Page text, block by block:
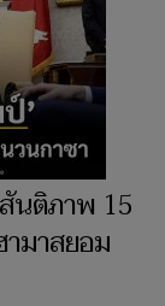
นติภาพ 15
มาสยอม